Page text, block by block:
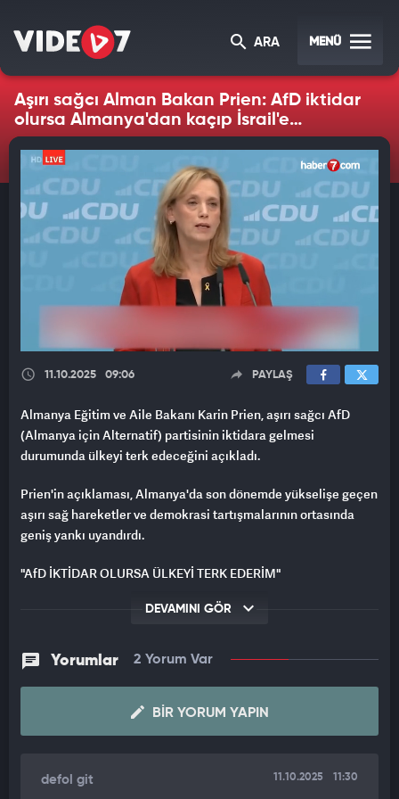
ARA MENÜ
Aşırı sağcı Alman Bakan Prien: AfD iktidar
olursa Almanya'dan kaçıp İsrail'e
yerleşirim
11.10.2025 09:06 PAYLAŞ
Almanya Eğitim ve Aile Bakanı Karin Prien, aşırı sağcı AfD
(Almanya için Alternatif) partisinin iktidara gelmesi
durumunda ülkeyi terk edeceğini açıkladı.
Prien'in açıklaması, Almanya'da son dönemde yükselişe geçen
aşırı sağ hareketler ve demokrasi tartışmalarının ortasında
geniş yankı uyandırdı.
"AfD İKTİDAR OLURSA ÜLKEYİ TERK EDERİM"
Hristiyan Demokrat Birlik (CDU) partisi üyesi olan Prien,
ve demokratik bir toplumla bağdaşmadığını"
belirterek, "AfD'nin yönettiği bir Almanya'da yaşamak
istemem. Böyle bir durumda ülkeyi terk etmeyi
düşünürüm." ifadelerini kullandı.
politikalarının kendisinde derin endişe yarattığını vurguladı.
DEVAMINI GÖR
Yorumlar 2 Yorum Var
BIR YORUM YAPIN
defol git 11.10.2025 11:30